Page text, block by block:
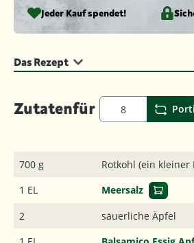
Jeder Kauf spendet!
Das Rezept
Zutatenfür
700 g
Rotkohl (ein kleiner
1 EL
Meersalz
2
säuerliche Äpfel